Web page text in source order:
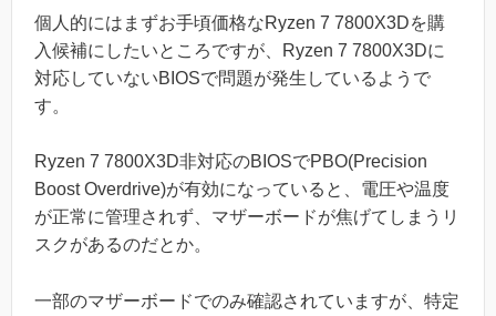
個人的にはまずお手頃価格なRyzen 7 7800X3Dを購
入候補にしたいところですが、Ryzen 7 7800X3Dに
対応していないBIOSで問題が発生しているようで
す。
Ryzen 7 7800X3D非対応のBIOSでPBO(Precision
Boost Overdrive)が有効になっていると、電圧や温度
が正常に管理されず、マザーボードが焦げてしまうリ
スクがあるのだとか。
一部のマザーボードでのみ確認されていますが、特定